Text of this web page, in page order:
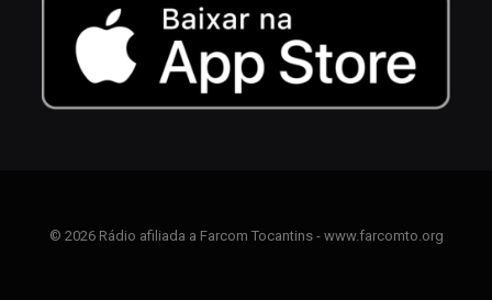
© 2026 Rádio afiliada a Farcom Tocantins - www.farcomto.org